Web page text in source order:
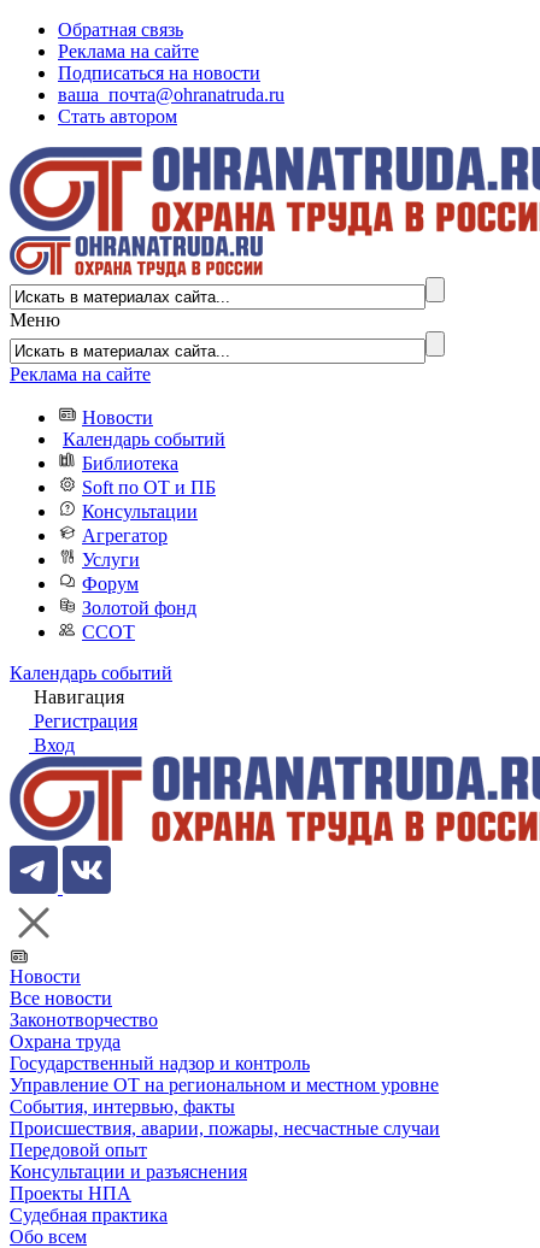
Обратная связь
Реклама на сайте
Подписаться на новости
ваша_почта@ohranatruda.ru
Стать автором
Меню
Реклама на сайте
Новости
Календарь событий
Библиотека
Soft по ОТ и ПБ
Консультации
Агрегатор
Услуги
Форум
Золотой фонд
ССОТ
Календарь событий
Навигация
Регистрация
Вход
Новости
Все новости
Законотворчество
Охрана труда
Государственный надзор и контроль
Управление ОТ на региональном и местном уровне
События, интервью, факты
Происшествия, аварии, пожары, несчастные случаи
Передовой опыт
Консультации и разъяснения
Проекты НПА
Судебная практика
Обо всем